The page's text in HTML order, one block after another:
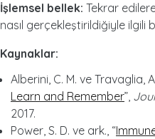
İşlemsel bellek: Tekrar
nasıl gerçekleştirildiğiyle ilgili
Kaynaklar:
Alberini, C. M. ve Travaglia,
Learn and Remember”,
2017.
Power, S. D. ve ark., “